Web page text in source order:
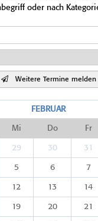
oder nach
Weitere Termine melden
FEBRUAR
Mi Do Fr
29 30 31
5 6 7
12 13 14
19 20 21